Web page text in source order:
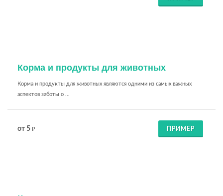
Корма и продукты для животных
Корма и продукты для животных являются одними из самых важных
аспектов заботы о ...
от 5 ₽ ПРИМЕР